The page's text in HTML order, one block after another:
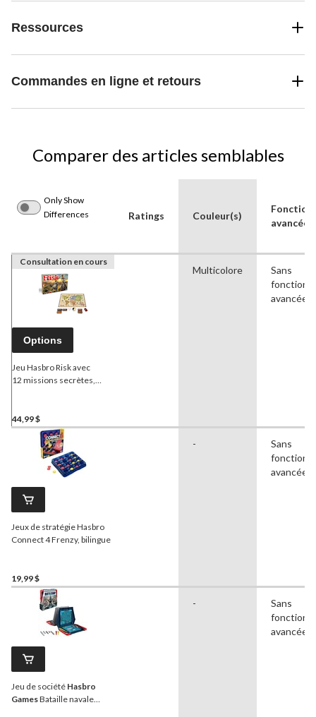
Ressources
Commandes en ligne et retours
Comparer des articles semblables
Only Show
Differences
Ratings Couleur(s)
avancées
Consultation en cours
Options
Jeu Hasbro Risk avec
12 missions secrètes,
44,99 $
Multicolore
Sans
avancées
Jeux de stratégie Hasbro
Connect 4 Frenzy, bilingue
19,99 $
-
Sans
avancées
Jeu de société Hasbro
GamesBataille navale
-
Sans
avancées